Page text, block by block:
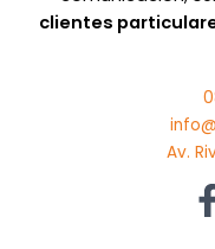
clientes
Av.